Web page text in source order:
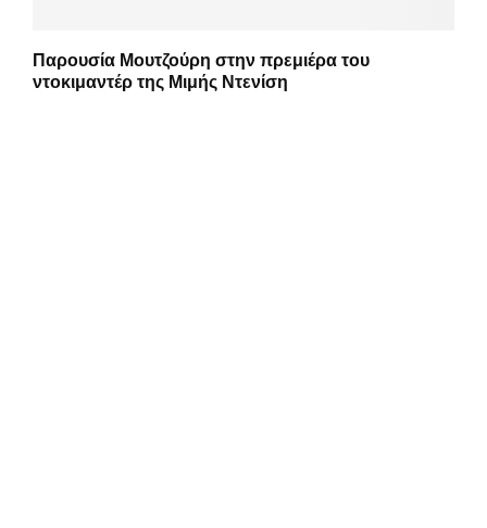
Παρουσία Μουτζούρη στην πρεμιέρα του
ντοκιμαντέρ της Μιμής Ντενίση